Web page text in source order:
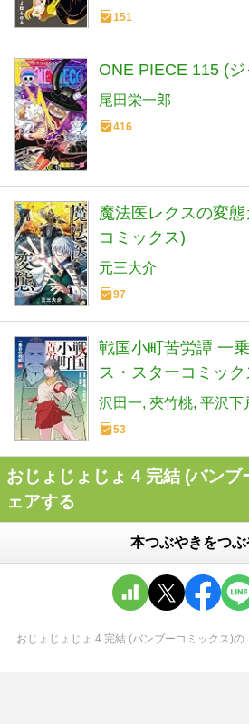
151
ONE PIECE 115 (
尾田栄一郎
416
魔法医レクスの変
コミックス)
元三大介
97
戦国小町苦労譚 一
ス・スターコミック
沢田一 夾竹桃 平沢下
53
おじょじょじょ 4 完結 (バンブ
ェアする
本つぶやきをつぶ
おじょじょじょ 4 完結 (バンブーコミックス)の